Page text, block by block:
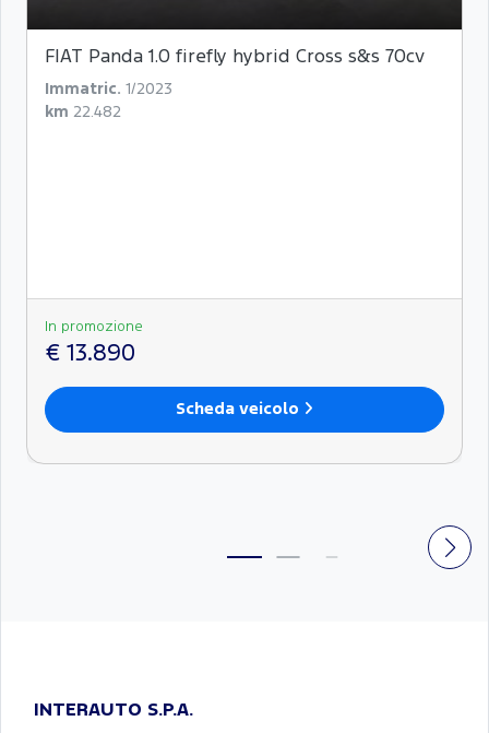
FIAT Panda 1.0 firefly hybrid Cross s&s 70cv
Immatric. 1/2023
km 22.482
In promozione
€ 13.890
Scheda veicolo
INTERAUTO S.P.A.